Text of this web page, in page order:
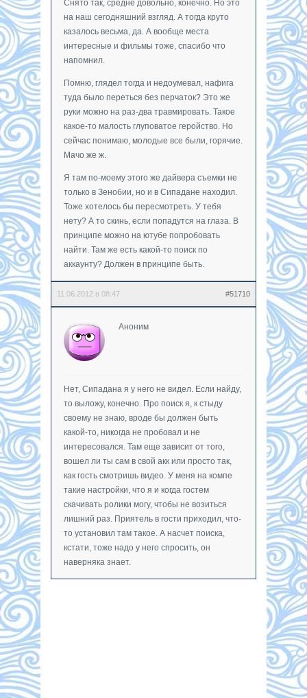
Снято так, средне довольно, конечно. Но это
на наш сегодняшний взгляд. А тогда круто
казалось весьма, да. А вообще места
интересные и фильмы тоже, спасибо что
напомнил.
Помню, глядел тогда и недоумевал, нафига
туда было переться без перчаток? Это же
руки можно на раз-два травмировать. Такое
какое-то малость глуповатое геройство. Но
сейчас понимаю, молодые все были, горячие.
Мачо же ж.
Я там по-моему этого же дайвера съемки не
только в Зенобии, но и в Сипадане находил.
Тоже хотелось бы пересмотреть. У тебя
нету? А то скинь, если попадутся на глаза. В
принципе можно на ютубе попробовать
найти. Там же есть какой-то поиск по
аккаунту? Должен в принципе быть.
11.06.2012 в 08:47 #51710
Аноним
Нет, Сипадана я у него не видел. Если найду,
то выложу, конечно. Про поиск я, к стыду
своему не знаю, вроде бы должен быть
какой-то, никогда не пробовал и не
интересовался. Там еще зависит от того,
вошел ли ты сам в свой акк или просто так,
как гость смотришь видео. У меня на компе
такие настройки, что я и когда гостем
скачивать ролики могу, чтобы не возиться
лишний раз. Приятель в гости приходил, что-
то установил там такое. А насчет поиска,
кстати, тоже надо у него спросить, он
наверняка знает.